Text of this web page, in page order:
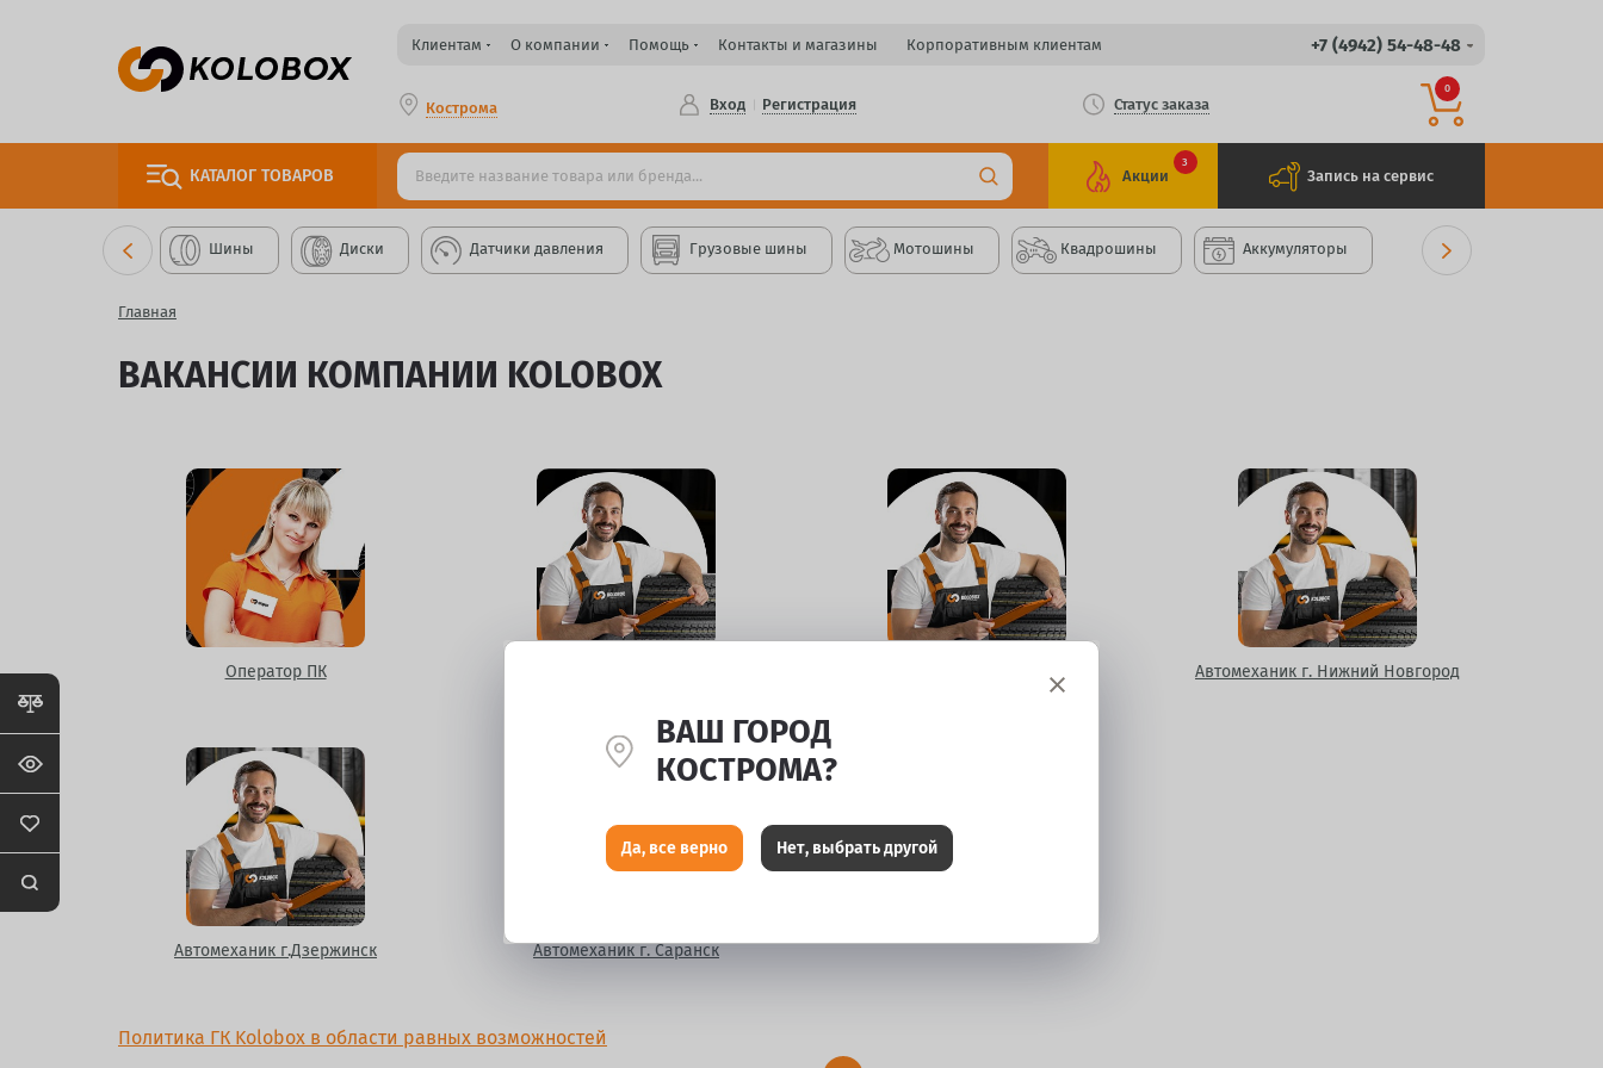
Клиентам О компании Помощь Контакты и магазины Корпоративным клиентам +7 (4942) 54-48-48
Кострома Вход Регистрация Статус заказа
0
КАТАЛОГ ТОВАРОВ Акции
3
Запись на сервис
Шины Диски Датчики давления Грузовые шины Мотошины Квадрошины Аккумуляторы
Главная
ВАКАНСИИ КОМПАНИИ KOLOBOX
Оператор ПК Автомеханик г. Нижний Новгород
Автомеханик г.Дзержинск Автомеханик г. Саранск
Политика ГК Kolobox в области равных возможностей
ВАШ ГОРОД
КОСТРОМА?
Да, все верно Нет, выбрать другой